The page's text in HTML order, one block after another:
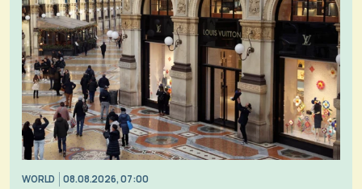
WORLD 08.08.2026, 07:00